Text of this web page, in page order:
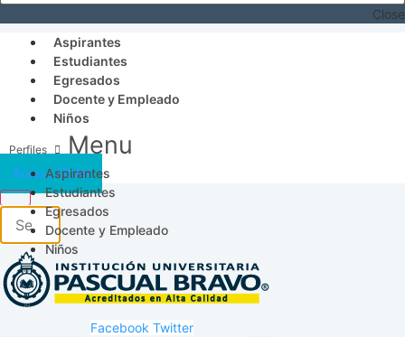
Close
Aspirantes
Estudiantes
Egresados
Docente y Empleado
Niños
Menu
Aspirantes
Estudiantes
Egresados
Docente y Empleado
Niños
Acceso SICAU
Facebook Twitter